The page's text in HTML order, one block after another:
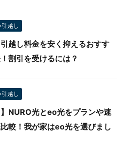
越し費用一括見積もりサイト
たら、9万円も安くなりまし
越し
引越し料金を安く抑えるおすす
割引を受けるには？